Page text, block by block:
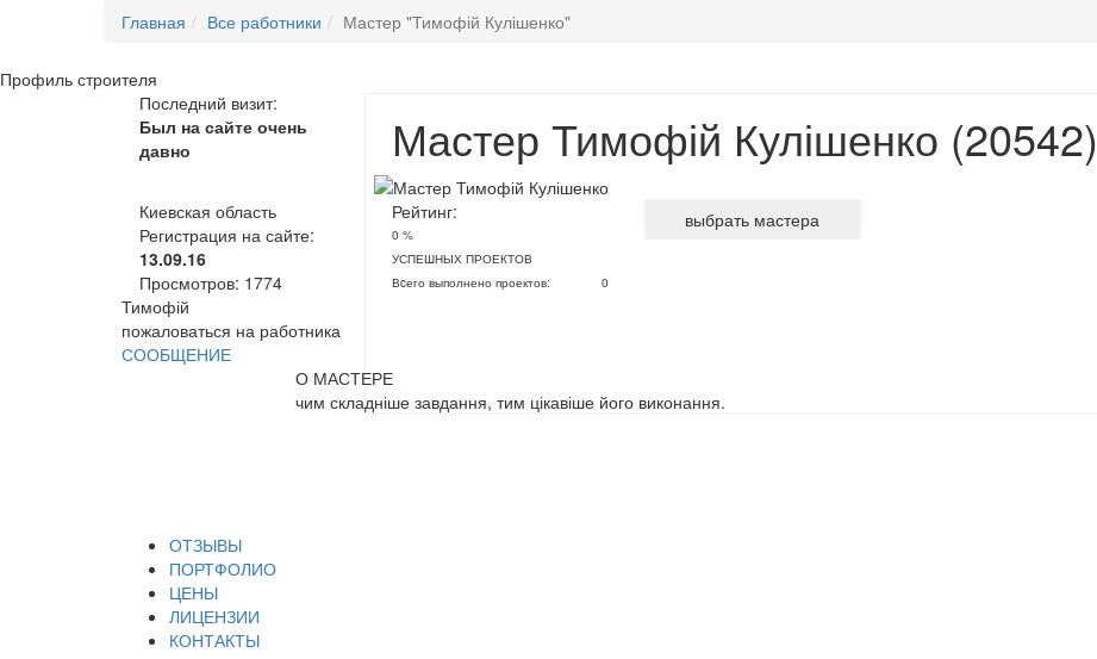
Главная
Все работники Мастер "Тимофій Кулішенко"
Профиль строителя
Последний визит:
Был на сайте очень
давно
Мастер Тимофій Кулішенко (20542)
Киевская область
Регистрация на сайте:
13.09.16
Просмотров: 1774
Рейтинг:
0 %
УСПЕШНЫХ ПРОЕКТОВ
Вcего выполнено проектов:
0
выбрать мастера
Тимофій
пожаловаться на работника
СООБЩЕНИЕ
О МАСТЕРЕ
чим складніше завдання, тим цікавіше його виконання.
ОТЗЫВЫ
ПОРТФОЛИО
ЦЕНЫ
ЛИЦЕНЗИИ
КОНТАКТЫ